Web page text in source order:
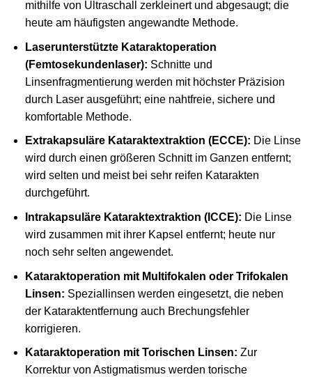
mithilfe von Ultraschall zerkleinert und abgesaugt; die
heute am häufigsten angewandte Methode.
Laserunterstützte Kataraktoperation
(Femtosekundenlaser): Schnitte und
Linsenfragmentierung werden mit höchster Präzision
durch Laser ausgeführt; eine nahtfreie, sichere und
komfortable Methode.
Extrakap­suläre Kataraktextraktion (ECCE): Die Linse
wird durch einen größeren Schnitt im Ganzen entfernt;
wird selten und meist bei sehr reifen Katarakten
durchgeführt.
Intrakap­suläre Kataraktextraktion (ICCE): Die Linse
wird zusammen mit ihrer Kapsel entfernt; heute nur
noch sehr selten angewendet.
Kataraktoperation mit Multifokalen oder Trifokalen
Linsen: Speziallinsen werden eingesetzt, die neben
der Kataraktentfernung auch Brechungsfehler
korrigieren.
Kataraktoperation mit Torischen Linsen: Zur
Korrektur von Astigmatismus werden torische